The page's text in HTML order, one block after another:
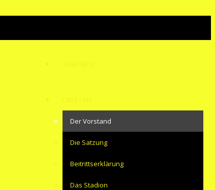
Der Vorstand
Die Satzung
Beitrittserklärung
Das Stadion